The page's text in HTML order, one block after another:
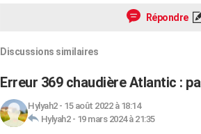
Répondre
Discussions similaires
Erreur 369 chaudière Atlantic :
Hylyah2- 15 août 2022 à 18:14
Hylyah2- 19 mars 2024 à 21:35